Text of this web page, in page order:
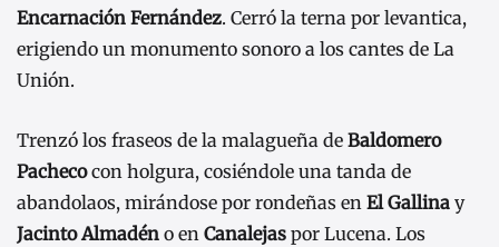
Encarnación Fernández. Cerró la terna por levantica,
erigiendo un monumento sonoro a los cantes de La
Unión.
Trenzó los fraseos de la malagueña de Baldomero
Pachecocon holgura, cosiéndole una tanda de
abandolaos, mirándose por rondeñas en El Gallina y
Jacinto Almadén o en Canalejas por Lucena. Los